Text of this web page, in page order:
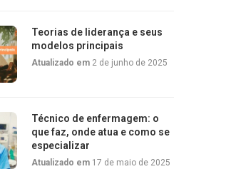
Teorias de liderança e seus
modelos principais
Atualizado em 2 de junho de 2025
Técnico de enfermagem: o
que faz, onde atua e como se
especializar
Atualizado em 17 de maio de 2025